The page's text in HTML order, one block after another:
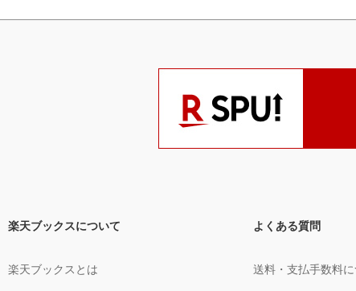
楽天ブックスについて
楽天ブックスとは
よくある質問
送料・支払手数料に